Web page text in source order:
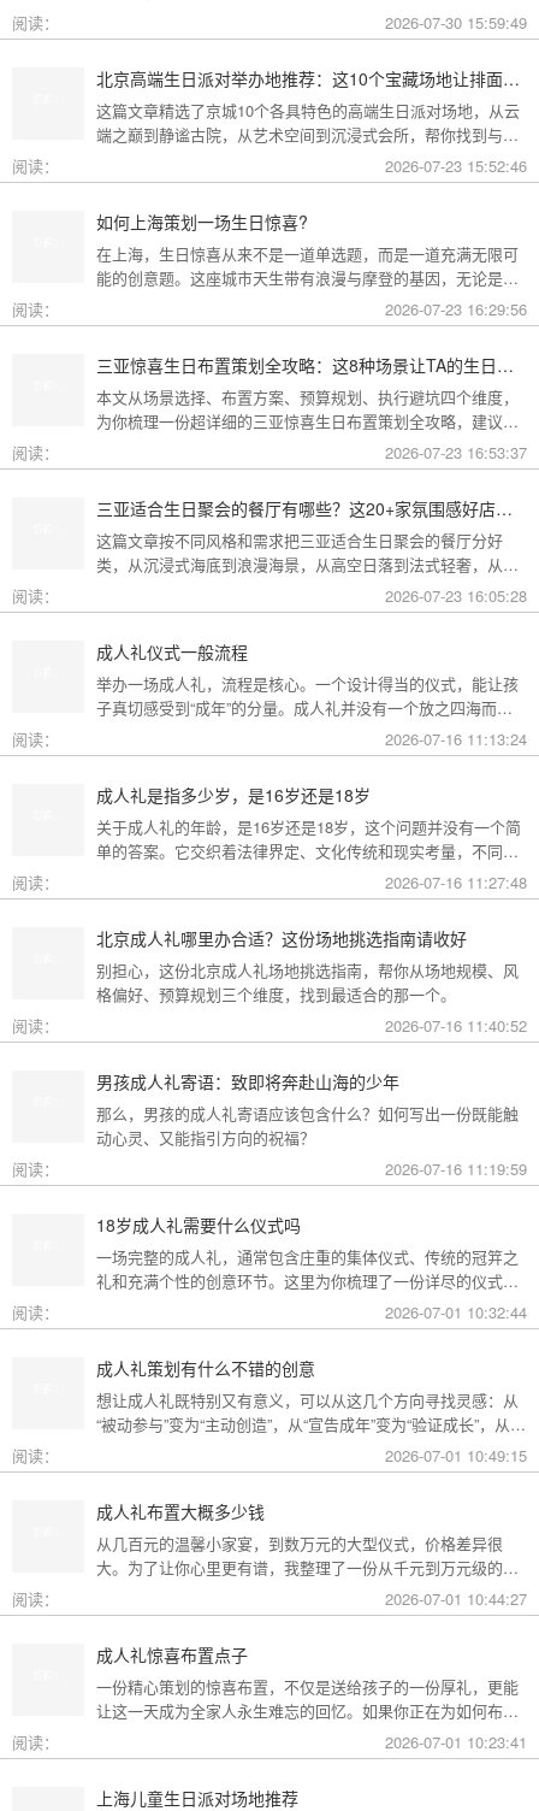
阅读： 2026-07-30 15:59:49
北京高端生日派对举办地推荐：这10个宝藏场地让排面与品味兼得
这篇文章精选了京城10个各具特色的高端生日派对场地，从云
端之巅到静谧古院，从艺术空间到沉浸式会所，帮你找到与心
阅读： 2026-07-23 15:52:46
如何上海策划一场生日惊喜?
在上海，生日惊喜从来不是一道单选题，而是一道充满无限可
能的创意题。这座城市天生带有浪漫与摩登的基因，无论是外
滩的璀璨夜景，还是梧桐树下的老洋房，都为策划惊喜提供了
无尽的灵感
阅读： 2026-07-23 16:29:56
三亚惊喜生日布置策划全攻略：这8种场景让TA的生日成为永远难忘的回忆
本文从场景选择、布置方案、预算规划、执行避坑四个维度，
为你梳理一份超详细的三亚惊喜生日布置策划全攻略，建议收
阅读： 2026-07-23 16:53:37
三亚适合生日聚会的餐厅有哪些？这20+家氛围感好店按风格挑，一篇搞定
这篇文章按不同风格和需求把三亚适合生日聚会的餐厅分好
类，从沉浸式海底到浪漫海景，从高空日落到法式轻奢，从热
带庭院到高性价比好店，直接对号入座就行。
阅读： 2026-07-23 16:05:28
成人礼仪式一般流程
举办一场成人礼，流程是核心。一个设计得当的仪式，能让孩
子真切感受到“成年”的分量。成人礼并没有一个放之四海而皆
准的固定模板，它可以根据不同的风格和规模灵活调整。下面
为你梳理了传统、现代和家庭聚会三种主要场景的完整流程，
阅读： 2026-07-16 11:13:24
成人礼是指多少岁，是16岁还是18岁
关于成人礼的年龄，是16岁还是18岁，这个问题并没有一个简
单的答案。它交织着法律界定、文化传统和现实考量，不同的
阅读： 2026-07-16 11:27:48
北京成人礼哪里办合适？这份场地挑选指南请收好
别担心，这份北京成人礼场地挑选指南，帮你从场地规模、风
格偏好、预算规划三个维度，找到最适合的那一个。
阅读：
2026-07-16 11:40:52
男孩成人礼寄语：致即将奔赴山海的少年
那么，男孩的成人礼寄语应该包含什么？如何写出一份既能触
动心灵、又能指引方向的祝福？
阅读：
2026-07-16 11:19:59
18岁成人礼需要什么仪式吗
一场完整的成人礼，通常包含庄重的集体仪式、传统的冠笄之
礼和充满个性的创意环节。这里为你梳理了一份详尽的仪式清
阅读： 2026-07-01 10:32:44
成人礼策划有什么不错的创意
想让成人礼既特别又有意义，可以从这几个方向寻找灵感：从
“被动参与”变为“主动创造”，从“宣告成年”变为“验证成长”，从
阅读： 2026-07-01 10:49:15
成人礼布置大概多少钱
从几百元的温馨小家宴，到数万元的大型仪式，价格差异很
大。为了让你心里更有谱，我整理了一份从千元到万元级的费
用构成参考，你可以看看哪种更贴合自己的情况。
阅读： 2026-07-01 10:44:27
成人礼惊喜布置点子
一份精心策划的惊喜布置，不仅是送给孩子的一份厚礼，更能
让这一天成为全家人永生难忘的回忆。如果你正在为如何布置
而头疼，不妨收下这份成人礼惊喜布置全攻略，从主题风格到
细节创意，帮你打造一场仪式感爆棚的成年盛典。
阅读： 2026-07-01 10:23:41
上海儿童生日派对场地推荐